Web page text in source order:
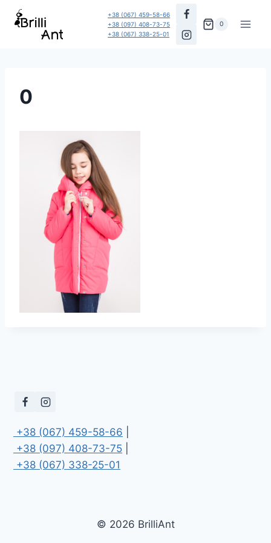
Перейти
+38 (067) 459-58-66
+38 (097) 408-73-75
+38 (067) 338-25-01
0
0
+38 (067) 459-58-66
+38 (097) 408-73-75
+38 (067) 338-25-01
© 2026 BrilliAnt